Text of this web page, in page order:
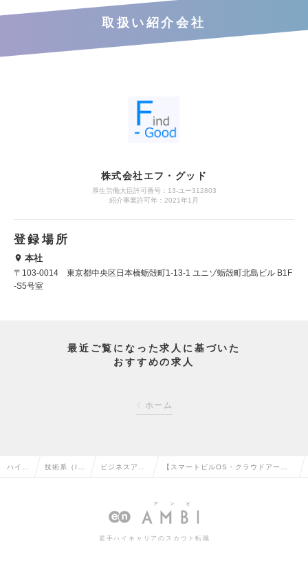
取扱い紹介会社
株式会社エフ・グッド
厚生労働大臣許可番号：13-ユー312803
紹介事業許可年：2021年1月
登録場所
本社
〒103-0014 東京都中央区日本橋蛎殻町1-13-1 ユニゾ蛎殻町北島ビル B1F
-S5号室
最近ご覧になった求人に基づいた
おすすめの求人
ホーム
ハイク 技術系（I ビジネスアナ
キテクトの転
【スマートビルOS・クラウドアーキ
続日本1位のコンサルファームの求人
若手ハイキャリアのスカウト転職